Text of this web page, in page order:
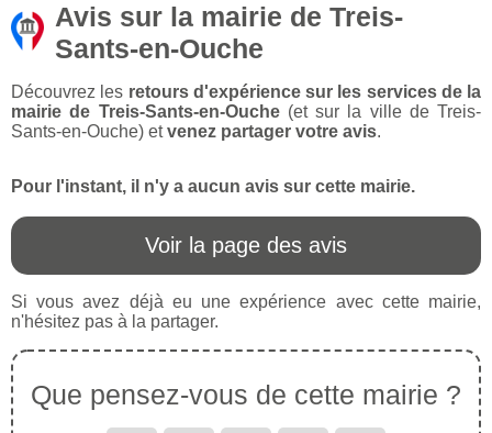
Avis sur la mairie de Treis-
Sants-en-Ouche
Découvrez les retours d'expérience sur les services de la
mairie de Treis-Sants-en-Ouche(et sur la ville de Treis-
Sants-en-Ouche) etvenez partager votre avis.
Pour l'instant, il n'y a aucun avis sur cette mairie.
Voir la page des avis
Si vous avez déjà eu une expérience avec cette mairie,
n'hésitez pas à la partager.
Que pensez-vous de cette mairie ?